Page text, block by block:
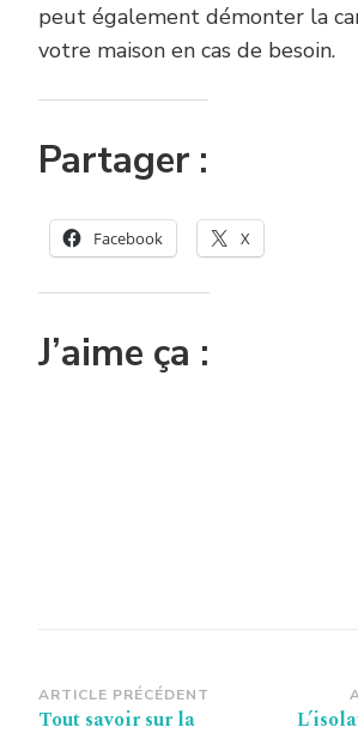
peut également démonter la
votre maison en cas de besoin.
Partager :
Facebook X
J’aime ça :
Navigation
ARTICLE PRÉCÉDENT
Tout savoir sur la